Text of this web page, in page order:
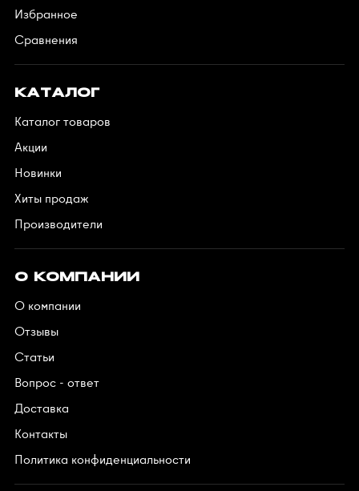
Избранное
Сравнения
КАТАЛОГ
Каталог товаров
Акции
Новинки
Хиты продаж
Производители
О КОМПАНИИ
О компании
Отзывы
Статьи
Вопрос - ответ
Доставка
Контакты
Политика конфиденциальности